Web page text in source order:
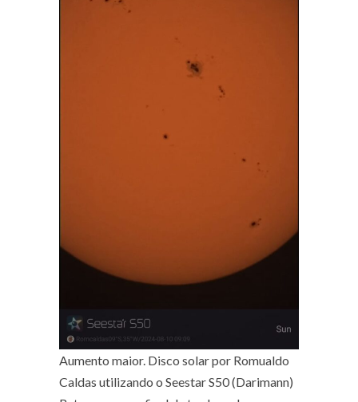
Aumento maior. Disco solar por Romualdo
Caldas utilizando o Seestar S50 (Darimann)